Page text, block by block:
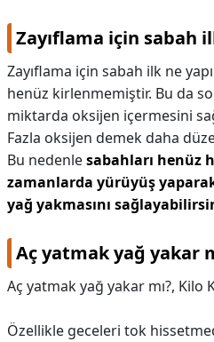
Zayıflama için sabah
Zayıflama için sabah ilk ne
henüz kirlenmemiştir. Bu da
miktarda oksijen içermesini
Fazla oksijen demek daha
Bu nedenlesabahları henüz
zamanlarda yürüyüş
yağ yakmasını
Aç yatmak yağ yakar
Aç yatmak yağ yakar mı?, Kilo
Özellikle geceleri tok